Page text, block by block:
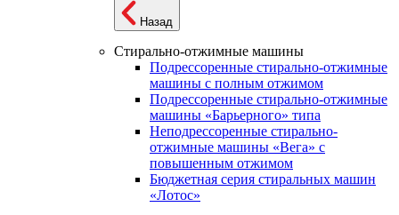
Назад
Стирально-отжимные машины
Подрессоренные стирально-отжимные
машины с полным отжимом
Подрессоренные стирально-отжимные
машины «Барьерного» типа
Неподрессоренные стирально-
отжимные машины «Вега» с
повышенным отжимом
Бюджетная серия стиральных машин
«Лотос»